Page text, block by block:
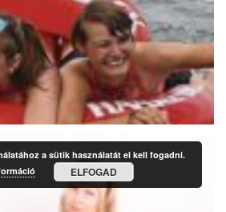
a sütik használatát el kell fogadni.
ELFOGAD